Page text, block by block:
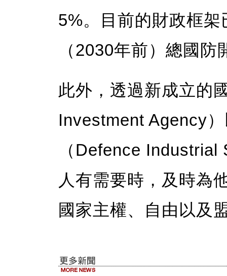
5%。目前的財政框
（2030年前）總國
此外，透過新成立的
Investment Agency
（Defence
人有需要時，及時為
國家主權、自由以及